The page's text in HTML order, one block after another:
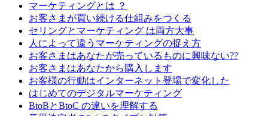
マーケティングとは ？
お客さまが買い続ける仕組みをつくる
セリングとマーケティング は両方大事
人によって違うマーケティングの捉え方
お客さまはあなたが売っているものに興味ない??
お客さまはあなたから購入します
お客様の行動はインターネット登場で変化した
はじめてのデジタルマーケティング
BtoBとBtoC の違いを理解する